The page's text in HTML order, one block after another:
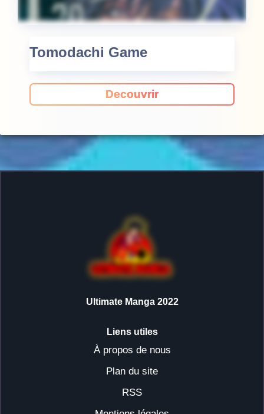
Tomodachi Game
Decouvrir
Ultimate Manga 2022
Liens utiles
À propos de nous
Plan du site
RSS